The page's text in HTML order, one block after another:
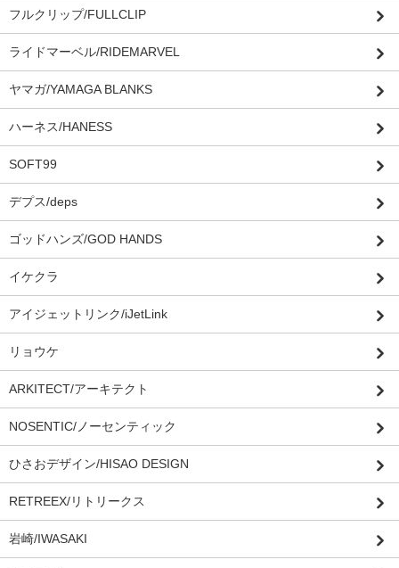
フルクリップ/FULLCLIP
ライドマーベル/RIDEMARVEL
ヤマガ/YAMAGA BLANKS
ハーネス/HANESS
SOFT99
デプス/deps
ゴッドハンズ/GOD HANDS
イケクラ
アイジェットリンク/iJetLink
リョウケ
ARKITECT/アーキテクト
NOSENTIC/ノーセンティック
ひさおデザイン/HISAO DESIGN
RETREEX/リトリークス
岩崎/IWASAKI